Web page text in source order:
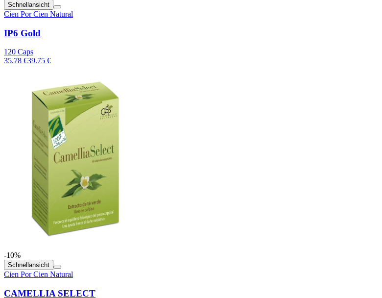
Schnellansicht
Cien Por Cien Natural
IP6 Gold
120 Caps
35.78 €39.75 €
-10%
Schnellansicht
Cien Por Cien Natural
CAMELLIA SELECT